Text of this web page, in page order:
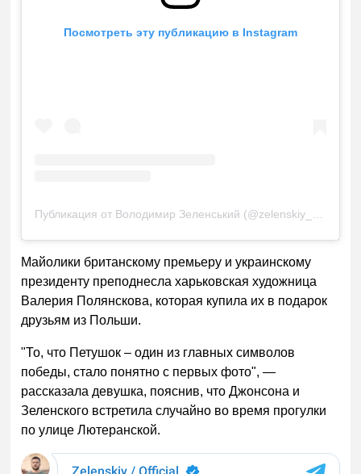
Посмотреть эту публикацию в Instagram
Майолики британскому премьеру и украинскому
президенту преподнесла харьковская художница
Валерия Полянскова, которая купила их в подарок
друзьям из Польши.
"То, что Петушок – один из главных символов
победы, стало понятно с первых фото", —
рассказала девушка, пояснив, что Джонсона и
Зеленского встретила случайно во время прогулки
по улице Лютеранской.